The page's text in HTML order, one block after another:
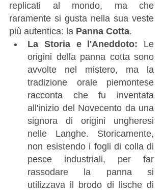
replicati al mondo, ma che
raramente si gusta nella sua veste
più autentica: la Panna Cotta.
La Storia e l'Aneddoto: Le
origini della panna cotta sono
avvolte nel mistero, ma la
tradizione orale piemontese
racconta che fu inventata
all'inizio del Novecento da una
signora di origini ungheresi
nelle Langhe. Storicamente,
non esistendo i fogli di colla di
pesce industriali, per far
rassodare la panna si
utilizzava il brodo di lische di